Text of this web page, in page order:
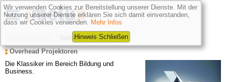
Overhead Projektoren
Die Klassiker im Bereich Bildung und
Business.
Wir verwenden Cookies zur Bereitstellung unserer Dienste. Mit der
Nutzung unserer Dienste erklären Sie sich damit einverstanden,
dass wir Cookies verwenden. Mehr Infos
Hinweis Schließen